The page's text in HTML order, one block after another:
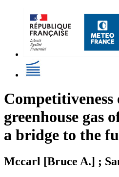
greenhouse gas
a bridge to the
Mccarl [Bruce A.] ;